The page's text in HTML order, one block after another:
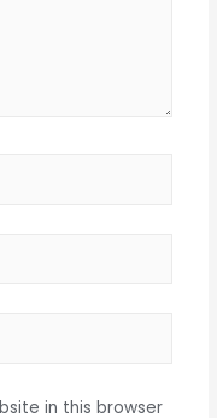
in this browser